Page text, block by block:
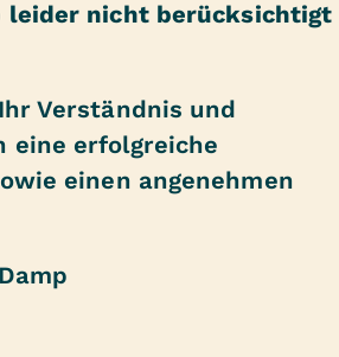
leider nicht berücksichtigt
Verständnis und
eine erfolgreiche
einen angenehmen